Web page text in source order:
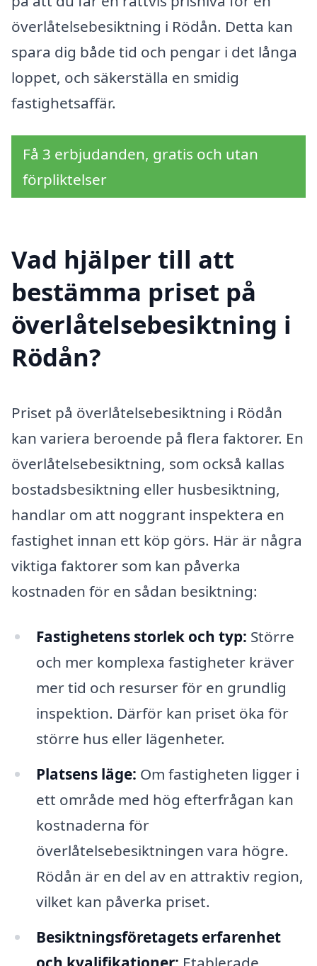
överlåtelsebesiktning i Rödån. Detta kan
spara dig både tid och pengar i det långa
loppet, och säkerställa en smidig
fastighetsaffär.
Få 3 erbjudanden, gratis och utan
förpliktelser
Vad hjälper till att
bestämma priset på
överlåtelsebesiktning i
Rödån?
Priset på överlåtelsebesiktning i Rödån
kan variera beroende på flera faktorer. En
överlåtelsebesiktning, som också kallas
bostadsbesiktning eller husbesiktning,
handlar om att noggrant inspektera en
fastighet innan ett köp görs. Här är några
viktiga faktorer som kan påverka
kostnaden för en sådan besiktning:
Fastighetens storlek och typ: Större
och mer komplexa fastigheter kräver
mer tid och resurser för en grundlig
inspektion. Därför kan priset öka för
större hus eller lägenheter.
Platsens läge: Om fastigheten ligger i
ett område med hög efterfrågan kan
kostnaderna för
överlåtelsebesiktningen vara högre.
Rödån är en del av en attraktiv region,
vilket kan påverka priset.
Besiktningsföretagets erfarenhet